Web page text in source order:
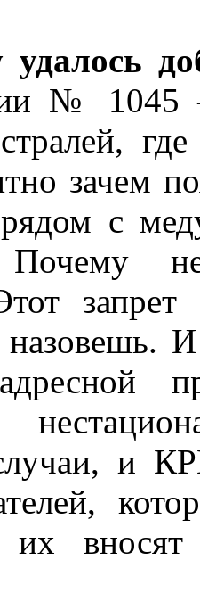
удалось
№ 1045
зачем
с
Почему
назовешь.
и
их